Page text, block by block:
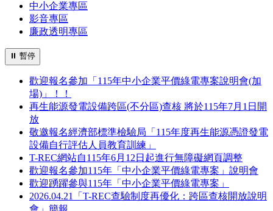
中小企業專區
影音專區
廉政透明專區
⏸ 暫停
歡迎報名參加「115年中小企業平價綠電專案說明會(加
場)」！！
再生能源發電設備跨區(不分區)查核 將於115年7月1日開
放
敬邀報名經濟部標準檢驗局「115年度再生能源憑證發電
設備自行評估人員教育訓練」
T-REC網站自115年6月12日起進行無障礙網頁調整
歡迎報名參加115年「中小企業平價綠電專案」說明會
歡迎踴躍參與115年「中小企業平價綠電專案」
2026.04.21「T-REC查驗制度再優化：跨區查核開放說明
會」簡報